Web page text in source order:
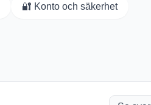
🔐 Konto och säkerhet